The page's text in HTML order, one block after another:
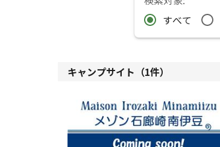
すべて
キャンプサイト（1件）